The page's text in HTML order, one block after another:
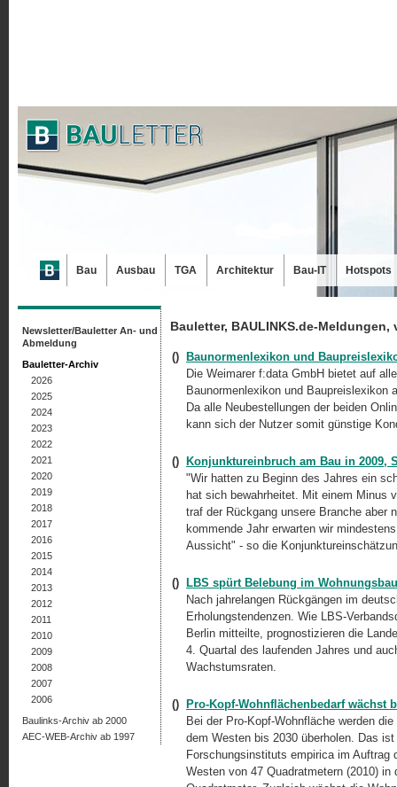
Bauletter, BAULINKS.de-Meldungen,
()
Baunormenlexikon und
Die Weimarer f:data GmbH bietet auf
Baunormenlexikon und
Da alle Neubestellungen der beiden
kann sich der Nutzer somit günstige
()
Konjunktureinbruch am Bau in 2009,
"Wir hatten zu Beginn des Jahres ein
hat sich bewahrheitet. Mit einem Minus
traf der Rückgang unsere Branche aber
kommende Jahr erwarten wir
Aussicht" - so die
()
LBS spürt Belebung im Wohnungsbau
Nach jahrelangen Rückgängen im
Erholungstendenzen. Wie LBS-
Berlin mitteilte, prognostizieren die
4. Quartal des laufenden Jahres und
Wachstumsraten.
()
Pro-Kopf-Wohnflächenbedarf wächst
Bei der Pro-Kopf-Wohnfläche werden
dem Westen bis 2030 überholen. Das
Forschungsinstituts empirica im Auftrag
Westen von 47 Quadratmetern (2010)
Newsletter/Bauletter An- und
Abmeldung
Bauletter-Archiv
2026
2025
2024
2023
2022
2021
2020
2019
2018
2017
2016
2015
2014
2013
2012
2011
2010
2009
2008
2007
2006
Baulinks-Archiv ab 2000
AEC-WEB-Archiv ab 1997
Bau Ausbau TGA Architektur Bau-IT Hotspots